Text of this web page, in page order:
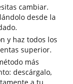
cambiar.
desde la
y haz todos los
superior.
más
descárgalo,